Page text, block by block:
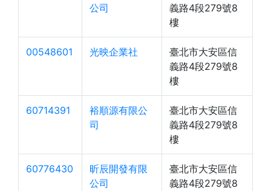
公司
義路4段279號8
樓
00548601 光映企業社
臺北市大安區信
義路4段279號8
樓
60714391
裕順源有限公
司
臺北市大安區信
義路4段279號8
樓
60776430
昕辰開發有限
公司
臺北市大安區信
義路4段279號8